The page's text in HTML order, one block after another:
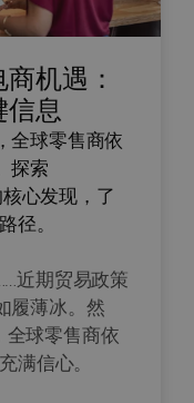
机遇：
信息
全球零售商依
探索
心发现，了
径。
近期贸易政策
履薄冰。然
全球零售商依
满信心。